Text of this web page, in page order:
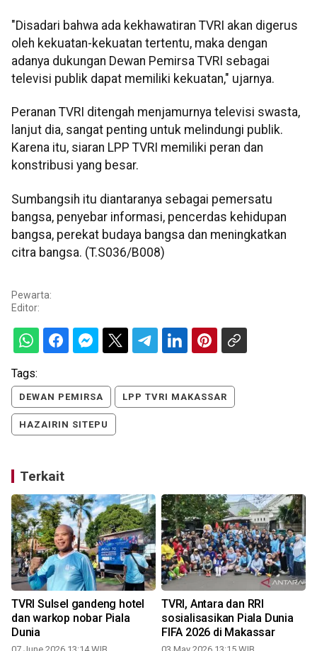
"Disadari bahwa ada kekhawatiran TVRI akan digerus
oleh kekuatan-kekuatan tertentu, maka dengan
adanya dukungan Dewan Pemirsa TVRI sebagai
televisi publik dapat memiliki kekuatan," ujarnya.
Peranan TVRI ditengah menjamurnya televisi swasta,
lanjut dia, sangat penting untuk melindungi publik.
Karena itu, siaran LPP TVRI memiliki peran dan
konstribusi yang besar.
Sumbangsih itu diantaranya sebagai pemersatu
bangsa, penyebar informasi, pencerdas kehidupan
bangsa, perekat budaya bangsa dan meningkatkan
citra bangsa. (T.S036/B008)
Pewarta:
Editor:
Tags:
DEWAN PEMIRSA LPP TVRI MAKASSAR
HAZAIRIN SITEPU
Terkait
TVRI Sulsel gandeng hotel
dan warkop nobar Piala
Dunia
TVRI, Antara dan RRI
sosialisasikan Piala Dunia
FIFA 2026 di Makassar